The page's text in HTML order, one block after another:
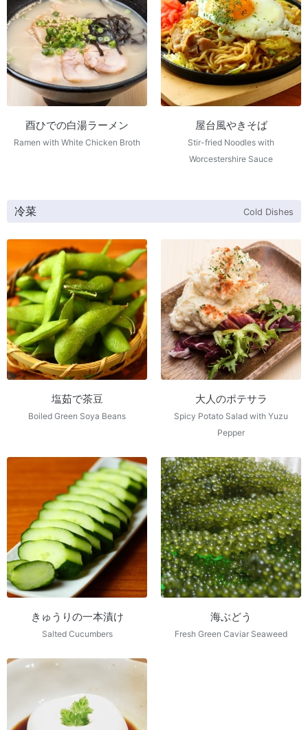
酉ひでの白湯ラーメン
Ramen with White Chicken Broth
屋台風やきそば
Stir-fried Noodles with
Worcestershire Sauce
冷菜 Cold Dishes
塩茹で茶豆
Boiled Green Soya Beans
大人のポテサラ
Spicy Potato Salad with Yuzu
Pepper
きゅうりの一本漬け
Salted Cucumbers
海ぶどう
Fresh Green Caviar Seaweed